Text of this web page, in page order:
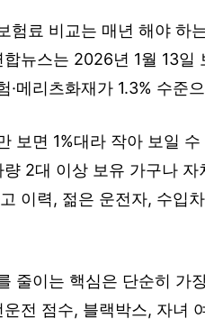
험료 비교는 매년 해야 하
합뉴스는 2026년 1월 13일
·메리츠화재가 1.3% 수준
보면 1%대라 작아 보일
량 2대 이상 보유 가구나
이력, 젊은 운전자, 수입
줄이는 핵심은 단순히 가
운전 점수, 블랙박스, 자녀